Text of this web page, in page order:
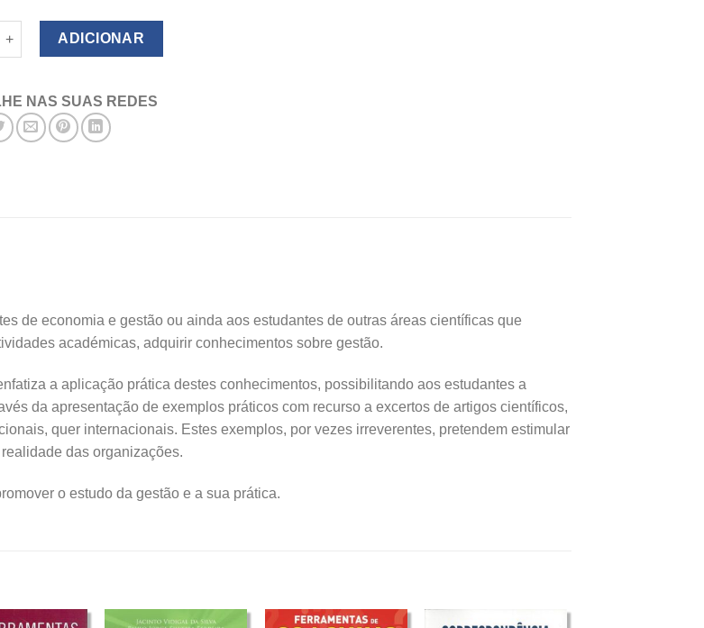
de Gestão Contemporânea
ADICIONAR
NAS SUAS REDES
de economia e gestão ou ainda aos estudantes de outras áreas científicas que
académicas, adquirir conhecimentos sobre gestão.
a aplicação prática destes conhecimentos, possibilitando aos estudantes a
da apresentação de exemplos práticos com recurso a excertos de artigos científicos,
quer internacionais. Estes exemplos, por vezes irreverentes, pretendem estimular
das organizações.
o estudo da gestão e a sua prática.